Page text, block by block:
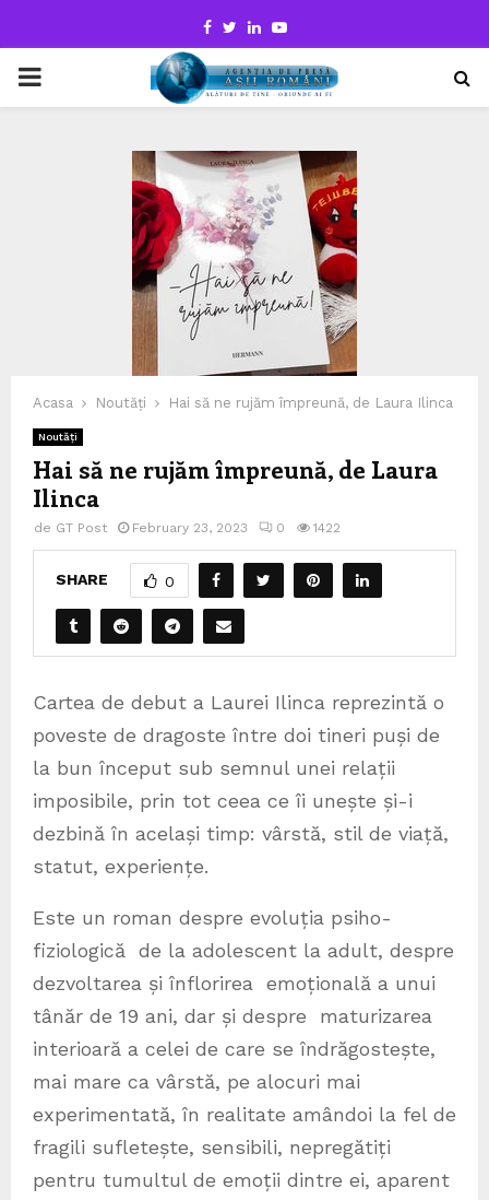
Facebook
TwitterLinkedinYoutube
PRIMARY
Acasa Noutăți Hai să ne rujăm împreună, de Laura Ilinca
Noutăți
Hai să ne rujăm împreună, de Laura
Ilinca
de GT Post February 23, 2023 0 1422
SHARE 0
Cartea de debut a Laurei Ilinca reprezintă o
poveste de dragoste între doi tineri puși de
la bun început sub semnul unei relații
imposibile, prin tot ceea ce îi unește și-i
dezbină în același timp: vârstă, stil de viață,
statut, experiențe.
Este un roman despre evoluția psiho-
fiziologică de la adolescent la adult, despre
dezvoltarea și înflorirea emoțională a unui
tânăr de 19 ani, dar și despre maturizarea
interioară a celei de care se îndrăgostește,
mai mare ca vârstă, pe alocuri mai
experimentată, în realitate amândoi la fel de
fragili sufletește, sensibili, nepregătiți
pentru tumultul de emoții dintre ei, aparent